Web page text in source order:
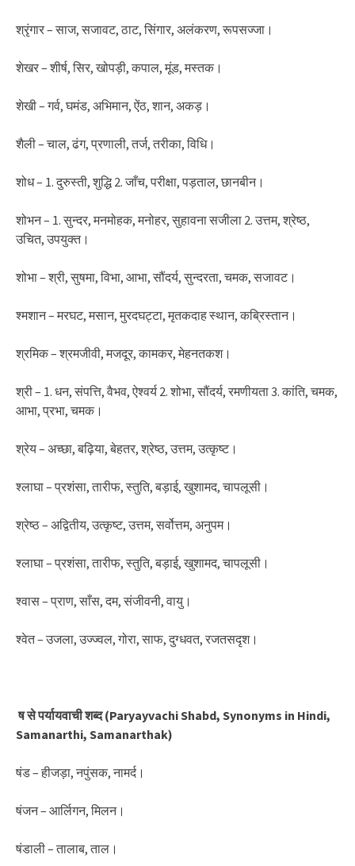
श्रृंगार – साज, सजावट, ठाट, सिंगार, अलंकरण, रूपसज्जा।
शेखर – शीर्ष, सिर, खोपड़ी, कपाल, मूंड, मस्तक।
शेखी – गर्व, घमंड, अभिमान, ऐंठ, शान, अकड़।
शैली – चाल, ढंग, प्रणाली, तर्ज, तरीका, विधि।
शोध – 1. दुरुस्ती, शुद्धि 2. जाँच, परीक्षा, पड़ताल, छानबीन।
शोभन – 1. सुन्दर, मनमोहक, मनोहर, सुहावना सजीला 2. उत्तम, श्रेष्ठ,
उचित, उपयुक्त।
शोभा – श्री, सुषमा, विभा, आभा, सौंदर्य, सुन्दरता, चमक, सजावट।
श्मशान – मरघट, मसान, मुरदघट्टा, मृतकदाह स्थान, कब्रिस्तान।
श्रमिक – श्रमजीवी, मजदूर, कामकर, मेहनतकश।
श्री – 1. धन, संपत्ति, वैभव, ऐश्वर्य 2. शोभा, सौंदर्य, रमणीयता 3. कांति, चमक,
आभा, प्रभा, चमक।
श्रेय – अच्छा, बढ़िया, बेहतर, श्रेष्ठ, उत्तम, उत्कृष्ट।
श्लाघा – प्रशंसा, तारीफ, स्तुति, बड़ाई, खुशामद, चापलूसी।
श्रेष्ठ – अद्वितीय, उत्कृष्ट, उत्तम, सर्वोत्तम, अनुपम।
श्लाघा – प्रशंसा, तारीफ, स्तुति, बड़ाई, खुशामद, चापलूसी।
श्वास – प्राण, साँस, दम, संजीवनी, वायु।
श्वेत – उजला, उज्ज्वल, गोरा, साफ, दुग्धवत, रजतसदृश।
ष से पर्यायवाची शब्द (Paryayvachi Shabd, Synonyms in Hindi,
Samanarthi, Samanarthak)
षंड – हीजड़ा, नपुंसक, नामर्द।
षंजन – आर्लिगन, मिलन।
षंडाली – तालाब, ताल।